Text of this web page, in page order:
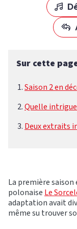
Sur cette
Saison 2 en
Quelle intrigue
Deux extraits
La première
polonaise Le
adaptation avait
même su trouver